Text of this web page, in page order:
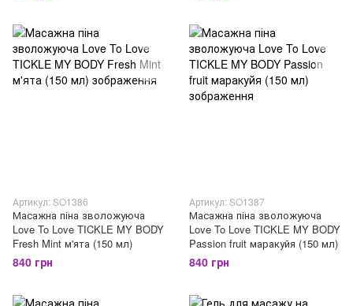
Артикул: SO1386
Масажна піна зволожуюча
Love To Love TICKLE MY BODY
Fresh Mint м'ята (150 мл)
840 грн
Артикул: SO1387
Масажна піна зволожуюча
Love To Love TICKLE MY BODY
Passion fruit маракуйя (150 мл)
840 грн